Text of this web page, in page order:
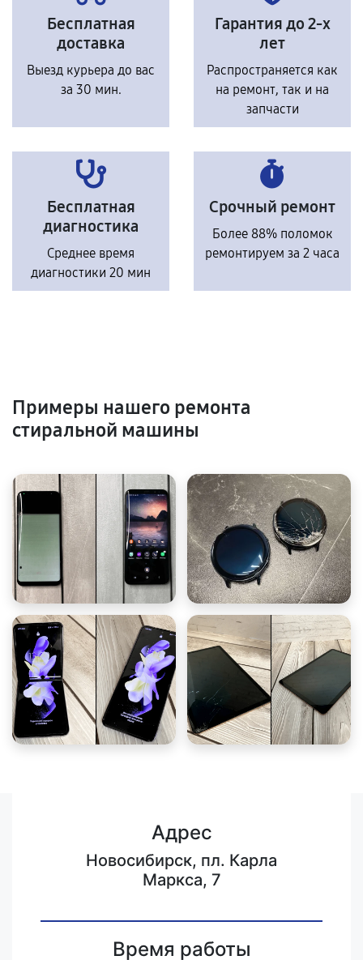
Бесплатная
доставка
Выезд курьера до вас
за 30 мин.
Гарантия до 2-х
лет
Распространяется как
на ремонт, так и на
запчасти
Бесплатная
диагностика
Среднее время
диагностики 20 мин
Срочный ремонт
Более 88% поломок
ремонтируем за 2 часа
Примеры нашего ремонта
стиральной машины
Адрес
Новосибирск, пл. Карла
Маркса, 7
Время работы